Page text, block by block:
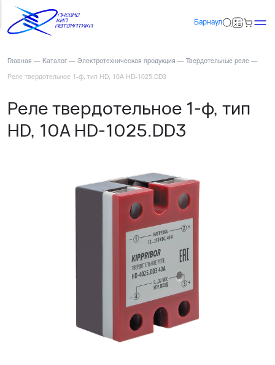
Барнаул
Главная — Каталог — Электротехническая продукция — Твердотельные реле —
Реле твердотельное 1-ф, тип HD, 10А HD-1025.DD3
Реле твердотельное 1-ф, тип
HD, 10А HD-1025.DD3